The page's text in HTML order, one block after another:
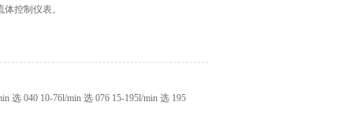
控制仪表。
选 040 10-76l/min 选 076 15-195l/min 选 195